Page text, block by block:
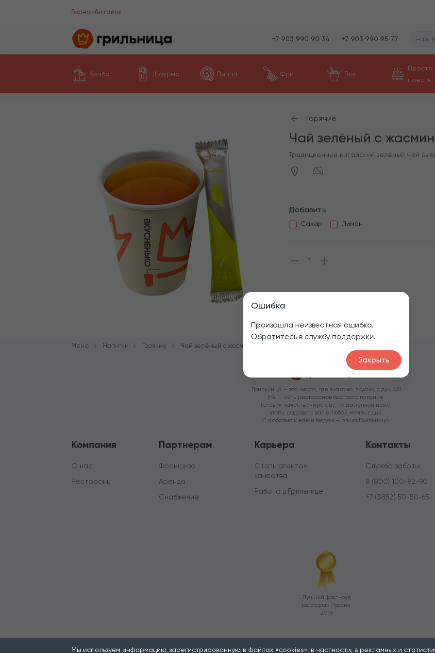
Горно-Алтайск
+7 903 990 90 34 +7 903 990 95 77
Комбо Шаурма Пицца Фри Вок
Просто
поесть
Ошибка
Произошла неизвестная ошибка.
Обратитесь в службу поддержки.
Закрыть
Горячие
Чай зелёный с
Традиционный китайский зелёный чай
Добавить
Сахар Лимон
1
Меню Напитки Горячие Чай зелёный с жасмином
Мы используем информацию, зарегистрированную в файлах «cookies», в частности, в рекламных и
Грильница — это место, где знакомо, вкусно, с душой!
Мы — сеть ресторанов быстрого питания.
Готовим качественную еду, по доступной цене,
чтобы радовать вас в любой момент дня.
С любовью к еде и людям — ваша Грильница.
Компания
О нас
Рестораны
Партнерам
Франшиза
Аренда
Снабжение
Карьера
Стать агентом
качества
Работа в Грильнице
Контакты
Служба заботы
8 (800) 100-82-90
+7 (3852) 50-50-65
Лучший фаст-фуд
ресторан России
2019